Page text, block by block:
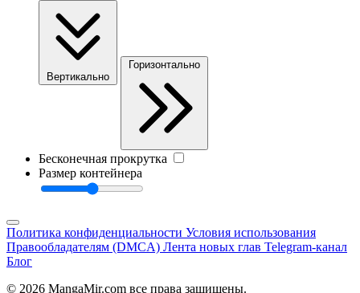
Вертикально
Горизонтально
Бесконечная прокрутка
Размер контейнера
Политика конфиденциальности Условия использования
Правообладателям (DMCA) Лента новых глав Telegram-канал
Блог
© 2026 MangaMir.com все права защищены.